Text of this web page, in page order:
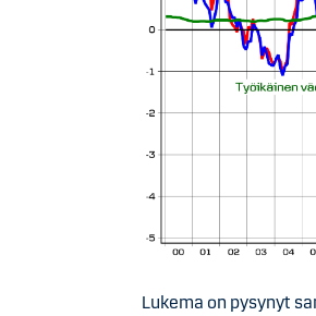
Lukema on pysynyt